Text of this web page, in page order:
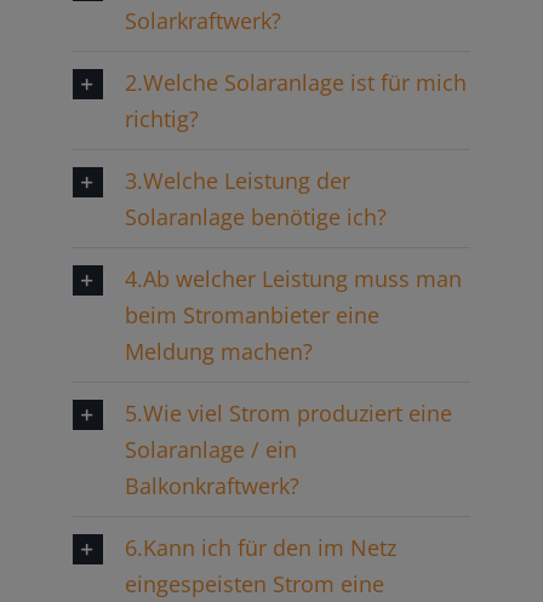
Solarkraftwerk?
2.Welche Solaranlage ist für mich
richtig?
3.Welche Leistung der
Solaranlage benötige ich?
4.Ab welcher Leistung muss man
beim Stromanbieter eine
Meldung machen?
5.Wie viel Strom produziert eine
Solaranlage / ein
Balkonkraftwerk?
6.Kann ich für den im Netz
eingespeisten Strom eine